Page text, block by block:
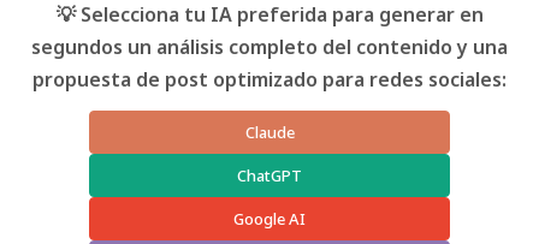
💡 Selecciona tu IA preferida para generar en
segundos un análisis completo del contenido y una
propuesta de post optimizado para redes sociales:
Claude
ChatGPT
Google AI